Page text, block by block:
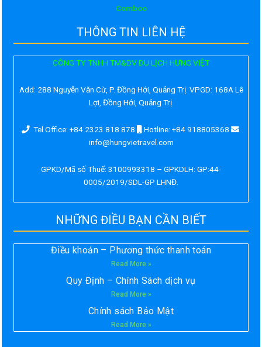
Comboo
THÔNG TIN LIÊN HỆ
CÔNG TY TNHH TM&DV DU LỊCH HƯNG VIỆT
Add: 288 Nguyễn Văn Cừ, P. Đồng Hới, Quảng Trị. VPGD: 168A Lê
Lợi, Đồng Hới, Quảng Trị.
Tel Office: +84 2323 818 878
Hotline: +84 918805368
info@hungvietravel.com
GPKD/Mã số Thuế: 3100993318 – GPKDLH: GP:44-
0005/2019/SDL-GP LHNĐ.
NHỮNG ĐIỀU BẠN CẦN BIẾT
Điều khoản – Phương thức thanh toán
Read More »
Quy Định – Chính Sách dịch vụ
Read More »
Chính sách Bảo Mật
Read More »